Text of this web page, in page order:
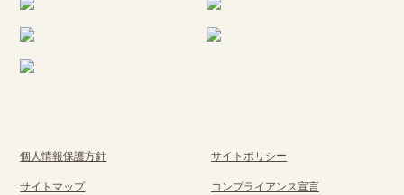
個人情報保護方針 サイトポリシー
サイトマップ コンプライアンス宣言